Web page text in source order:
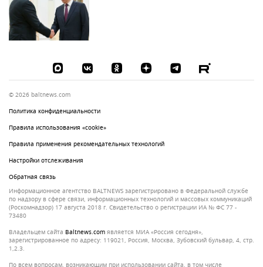
© 2026 baltnews.com
Политика конфиденциальности
Правила использования «cookie»
Правила применения рекомендательных технологий
Настройки отслеживания
Обратная связь
Информационное агентство BALTNEWS зарегистрировано в Федеральной службе
по надзору в сфере связи, информационных технологий и массовых коммуникаций
(Роскомнадзор) 17 августа 2018 г. Свидетельство о регистрации ИА № ФС 77 -
73480
Владельцем сайта
baltnews.com является МИА «Россия сегодня»,
зарегистрированное по адресу: 119021, Россия, Москва, Зубовский бульвар, 4, стр.
1,2.3.
По всем вопросам, возникающим при использовании сайта, в том числе